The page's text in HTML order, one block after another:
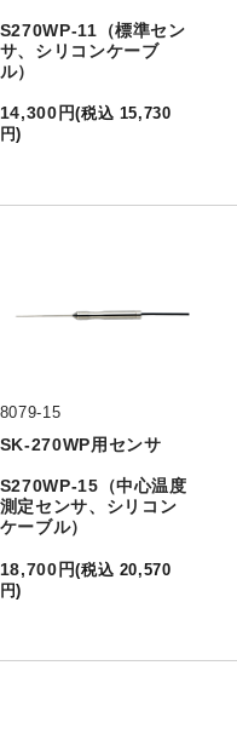
S270WP-11（標準セン
サ、シリコンケーブ
ル）
14,300 円(税込 15,730
円)
8079-15
SK-270WP用センサ
S270WP-15（中心温度
測定センサ、シリコン
ケーブル）
18,700円(税込 20,570
円)